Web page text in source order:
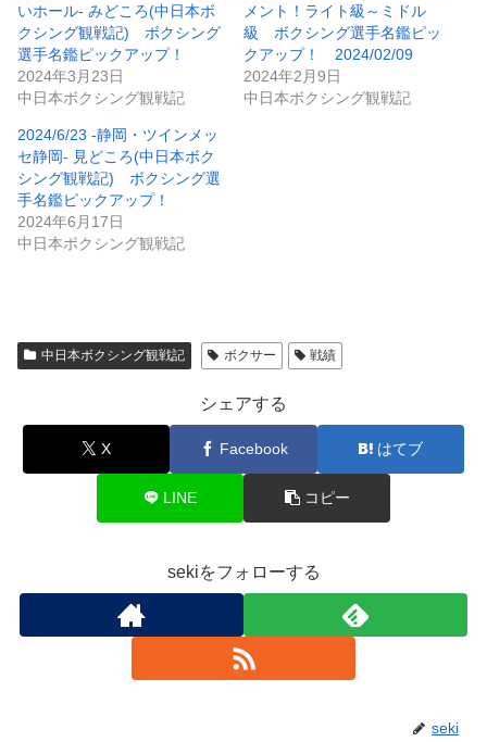
いホール- みどころ(中日本ボ
クシング観戦記) ボクシング
選手名鑑ピックアップ！
2024年3月23日
中日本ボクシング観戦記
メント！ライト級～ミドル
級 ボクシング選手名鑑ピッ
クアップ！ 2024/02/09
2024年2月9日
中日本ボクシング観戦記
2024/6/23 -静岡・ツインメッ
セ静岡- 見どころ(中日本ボク
シング観戦記) ボクシング選
手名鑑ピックアップ！
2024年6月17日
中日本ボクシング観戦記
中日本ボクシング観戦記 ボクサー 戦績
シェアする
X Facebook はてブ
LINE コピー
sekiをフォローする
seki